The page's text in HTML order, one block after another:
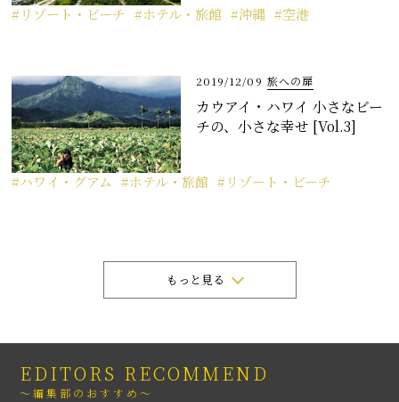
リゾート・ビーチ ホテル・旅館 沖縄 空港
2019/12/09 旅への扉
カウアイ・ハワイ 小さなビー
チの、小さな幸せ [Vol.3]
ハワイ・グアム ホテル・旅館 リゾート・ビーチ
もっと見る
EDITORS RECOMMEND
～編集部のおすすめ～